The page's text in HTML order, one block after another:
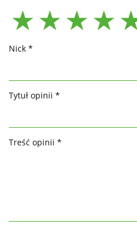
Nick *
Tytuł opinii *
Treść opinii *